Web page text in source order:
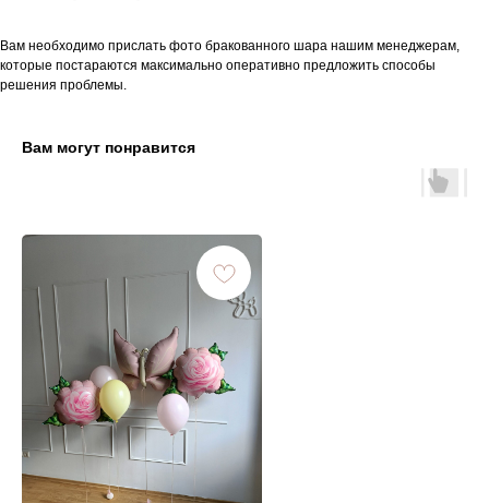
Вам необходимо прислать фото бракованного шара нашим менеджерам,
которые постараются максимально оперативно предложить способы
решения проблемы.
Вам могут понравится